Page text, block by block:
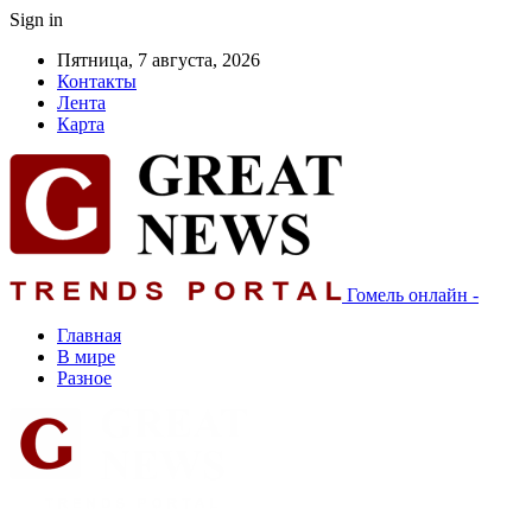
Sign in
Пятница, 7 августа, 2026
Контакты
Лента
Карта
Гомель онлайн -
Главная
В мире
Разное